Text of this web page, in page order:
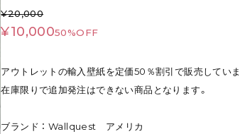
¥20,000
¥10,00050%OFF
アウトレットの輸入壁紙を定価50％割引で販売していま
在庫限りで追加発注はできない商品となります。
ブランド ： Wallquest アメリカ